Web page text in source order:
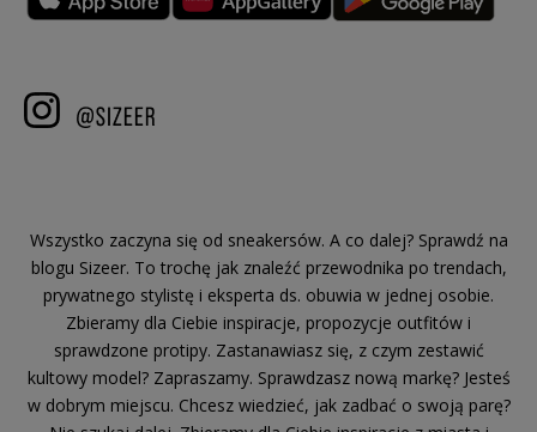
Wszystko zaczyna się od sneakersów. A co dalej? Sprawdź na
blogu Sizeer. To trochę jak znaleźć przewodnika po trendach,
prywatnego stylistę i eksperta ds. obuwia w jednej osobie.
Zbieramy dla Ciebie inspiracje, propozycje outfitów i
sprawdzone protipy. Zastanawiasz się, z czym zestawić
kultowy model? Zapraszamy. Sprawdzasz nową markę? Jesteś
w dobrym miejscu. Chcesz wiedzieć, jak zadbać o swoją parę?